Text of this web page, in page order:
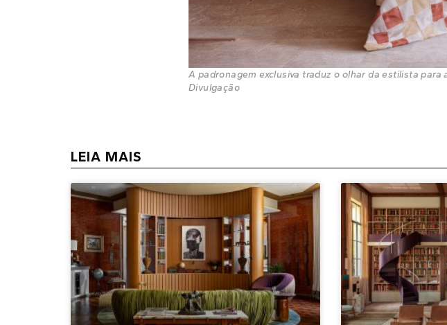
A padronagem exclusiva traduz o olhar da estilista
Divulgação
LEIA MAIS